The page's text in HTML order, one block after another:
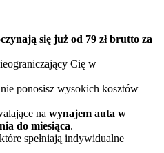
się już od 79 zł brutto za
Cię w
ponosisz wysokich kosztów
na wynajem auta w
do miesiąca.
spełniają indywidualne